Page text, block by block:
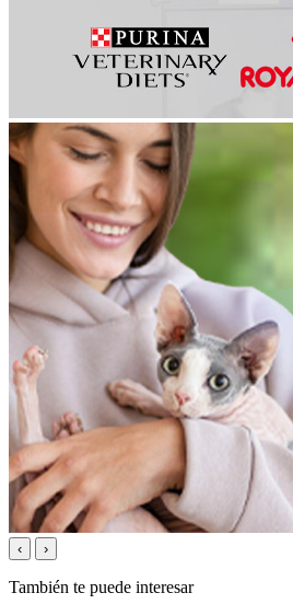
‹ ›
También te puede interesar